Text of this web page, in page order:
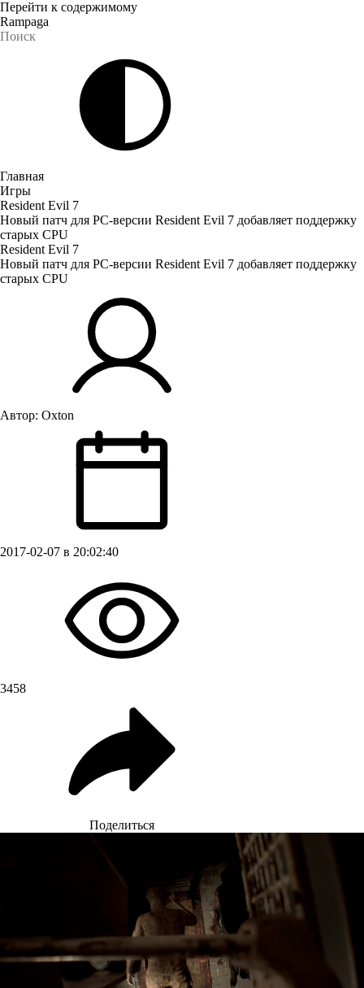
Перейти к содержимому
Rampaga
Главная
Игры
Resident Evil 7
Новый патч для PC-версии Resident Evil 7 добавляет поддержку
старых CPU
Resident Evil 7
Новый патч для PC-версии Resident Evil 7 добавляет поддержку
старых CPU
Автор: Oxton
2017-02-07 в 20:02:40
3458
Поделиться